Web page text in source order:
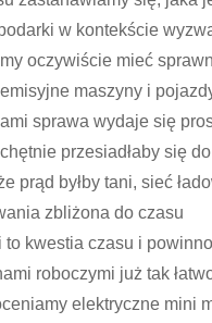
w kontekście
oczywiście mieć
maszyny i
sprawa wydaje się
przesiadłaby się
prąd byłby tani, sieć
zbliżona do czasu
kwestia czasu i
roboczymi już tak
elektryczne mini